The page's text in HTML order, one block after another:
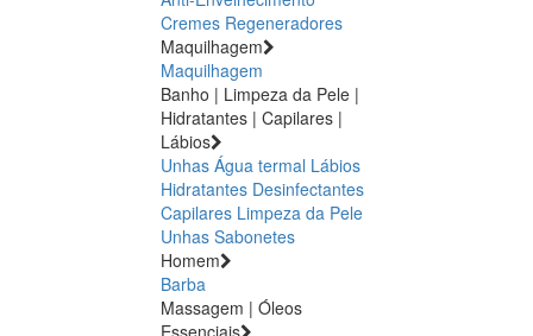
Cremes Regeneradores
Maquilhagem
Maquilhagem
Banho | Limpeza da Pele |
Hidratantes | Capilares |
Lábios
Unhas Água termal Lábios
Hidratantes Desinfectantes
Capilares Limpeza da Pele
Unhas Sabonetes
Homem
Barba
Massagem | Óleos
Essenciais